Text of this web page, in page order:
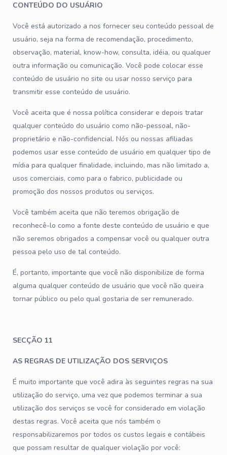
CONTEÚDO DO USUÁRIO
Você está autorizado a nos fornecer seu conteúdo pessoal de
usuário, seja na forma de recomendação, procedimento,
observação, material, know-how, consulta, idéia, ou qualquer
outra informação ou comunicação. Você pode colocar esse
conteúdo de usuário no site ou usar nosso serviço para
transmitir esse conteúdo de usuário.
Você aceita que é nossa política considerar e depois tratar
qualquer conteúdo do usuário como não-pessoal, não-
proprietário e não-confidencial. Nós ou nossas afiliadas
podemos usar esse conteúdo de usuário em qualquer tipo de
mídia para qualquer finalidade, incluindo, mas não limitado a,
usos comerciais, como para o fabrico, publicidade ou
promoção dos nossos produtos ou serviços.
Você também aceita que não teremos obrigação de
reconhecê-lo como a fonte deste conteúdo de usuário e que
não seremos obrigados a compensar você ou qualquer outra
pessoa pelo uso de tal conteúdo.
É, portanto, importante que você não disponibilize de forma
alguma qualquer conteúdo de usuário que você não queira
tornar público ou pelo qual gostaria de ser remunerado.
SECÇÃO 11
AS REGRAS DE UTILIZAÇÃO DOS SERVIÇOS
É muito importante que você adira às seguintes regras na sua
utilização do serviço, uma vez que podemos terminar a sua
utilização dos serviços se você for considerado em violação
destas regras. Você aceita que nós também o
responsabilizaremos por todos os custos legais e contábeis
que possam resultar de qualquer violação por você: